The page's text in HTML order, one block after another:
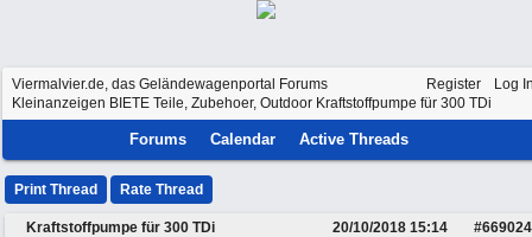
Register Log
Viermalvier.de, das Geländewagenportal Forums
Kleinanzeigen BIETE Teile, Zubehoer, Outdoor Kraftstoffpumpe für 300 TDi
Forums Calendar Active Threads
Print Thread Rate Thread
Kraftstoffpumpe für 300 TDi #669024
20/10/2018 15:14